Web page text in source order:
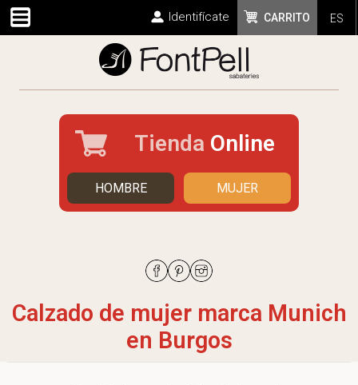
ES
CARRITO
Identifícate
Tienda Online
HOMBRE MUJER
Calzado de mujer marca Munich
en Burgos